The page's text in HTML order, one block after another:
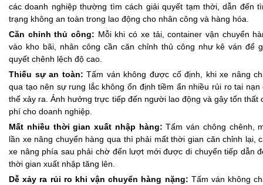
các doanh nghiệp thường tìm cách giải quyết tạm thời, dẫn đến
trạng không an toàn trong lao động cho nhân công và hàng hóa.
Căn chỉnh thủ công: Mỗi khi có xe tải, container vận chuyển
vào kho bãi, nhân công cần căn chỉnh thủ công như kê ván để
quyết chênh lệch độ cao.
Thiếu sự an toàn: Tấm ván không được cố định, khi xe nâng
qua tạo nên sự rung lắc không ổn định tiềm ẩn nhiều rủi ro tai nạn
thể xảy ra. Ảnh hưởng trực tiếp đến người lao động và gây tổn thất
phí cho doanh nghiệp.
Mất nhiều thời gian xuất nhập hàng:Tấm ván chông chênh,
lần xe nâng chuyển hàng qua thì phải mất thời gian căn chỉnh lại,
xe nâng phía sau phải chờ đến lượt mới được di chuyển tiếp dẫn
thời gian xuất nhập tăng lên.
Dễ xảy ra rủi ro khi vận chuyển hàng nặng: Tấm ván không